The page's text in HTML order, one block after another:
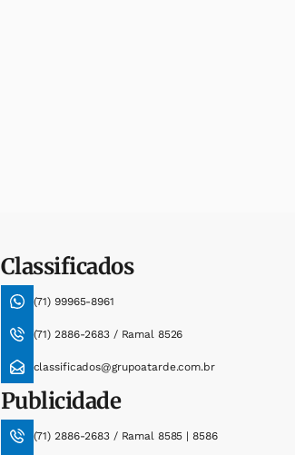
Classificados
(71) 99965-8961
(71) 2886-2683 / Ramal 8526
classificados@grupoatarde.com.br
Publicidade
(71) 2886-2683 / Ramal 8585 | 8586